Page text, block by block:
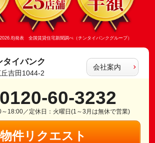
発表 全国賃貸住宅新聞調べ（チンタイバンクグループ）
タイバンク
吉田1044-2
会社案内
0120-60-3232
18:00／定休日：火曜日(1～3月は無休で営業)
物件リクエスト